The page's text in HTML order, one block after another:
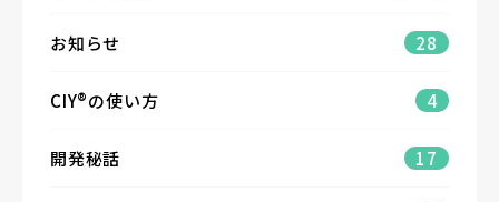
お知らせ 28
CIY®の使い方 4
開発秘話 17